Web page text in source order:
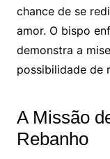
chance de se
amor. O bispo
demonstra a
possibilidade de
A Missão
Rebanho